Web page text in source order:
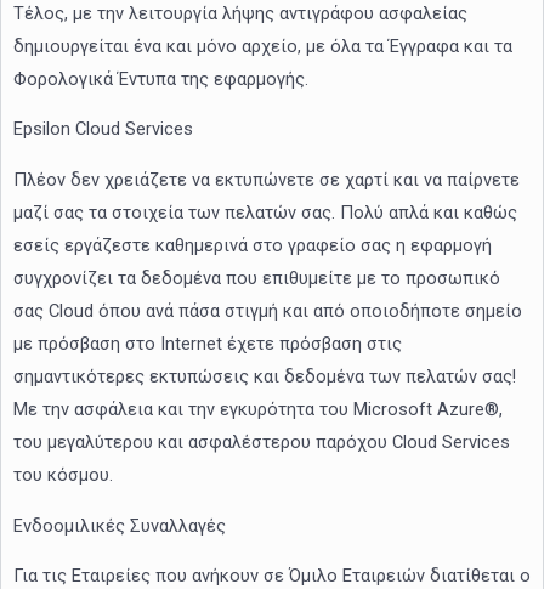
Τέλος, με την λειτουργία λήψης αντιγράφου ασφαλείας
δημιουργείται ένα και μόνο αρχείο, με όλα τα Έγγραφα και τα
Φορολογικά Έντυπα της εφαρμογής.
Epsilon Cloud Services
Πλέον δεν χρειάζετε να εκτυπώνετε σε χαρτί και να παίρνετε
μαζί σας τα στοιχεία των πελατών σας. Πολύ απλά και καθώς
εσείς εργάζεστε καθημερινά στο γραφείο σας η εφαρμογή
συγχρονίζει τα δεδομένα που επιθυμείτε με το προσωπικό
σας Cloud όπου ανά πάσα στιγμή και από οποιοδήποτε σημείο
με πρόσβαση στο Internet έχετε πρόσβαση στις
σημαντικότερες εκτυπώσεις και δεδομένα των πελατών σας!
Με την ασφάλεια και την εγκυρότητα του Microsoft Azure®,
του μεγαλύτερου και ασφαλέστερου παρόχου Cloud Services
του κόσμου.
Ενδοομιλικές Συναλλαγές
Για τις Εταιρείες που ανήκουν σε Όμιλο Εταιρειών διατίθεται ο